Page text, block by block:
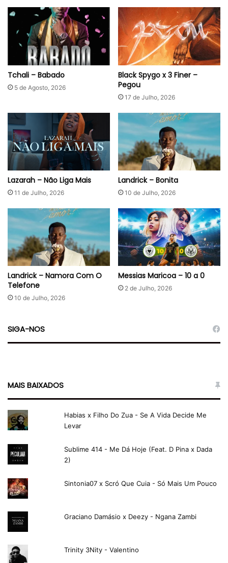
Tchali – Babado
5 de Agosto, 2026
Black Spygo x 3 Finer –
Pegou
17 de Julho, 2026
Lazarah – Não Liga Mais
11 de Julho, 2026
Landrick – Bonita
10 de Julho, 2026
Landrick – Namora Com O
Telefone
10 de Julho, 2026
Messias Maricoa – 10 a 0
2 de Julho, 2026
SIGA-NOS
MAIS BAIXADOS
Habias x Filho Do Zua - Se A Vida Decide Me
Levar
Sublime 414 - Me Dá Hoje (Feat. D Pina x Dada
2)
Sintonia07 x Scró Que Cuia - Só Mais Um Pouco
Graciano Damásio x Deezy - Ngana Zambi
Trinity 3Nity - Valentino